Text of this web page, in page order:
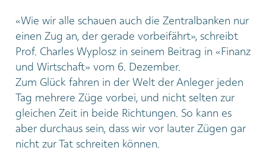
«Wie wir alle schauen auch die Zentralbanken nur
einen Zug an, der gerade vorbeifährt», schreibt
Prof. Charles Wyplosz in seinem Beitrag in «Finanz
und Wirtschaft» vom 6. Dezember.
Zum Glück fahren in der Welt der Anleger jeden
Tag mehrere Züge vorbei, und nicht selten zur
gleichen Zeit in beide Richtungen. So kann es
aber durchaus sein, dass wir vor lauter Zügen gar
nicht zur Tat schreiten können.